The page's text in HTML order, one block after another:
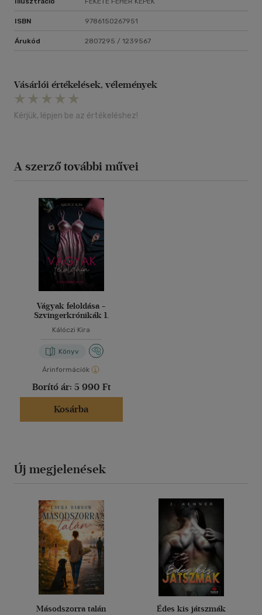
ISBN 9786150267951
Árukód 2807295 / 1239567
Vásárlói értékelések, vélemények
Kérjük, lépjen be az értékeléshez!
A szerző további művei
Vágyak feloldása -
Szvingerkrónikák 1.
Kálóczi Kira
Könyv
Árinformációk
Borító ár: 5 990 Ft
Kosárba
Új megjelenések
Másodszorra talán Édes kis játszmák